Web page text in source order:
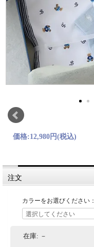
価格:12,980円(税込)
注文
カラーをお選びください：
在庫: －